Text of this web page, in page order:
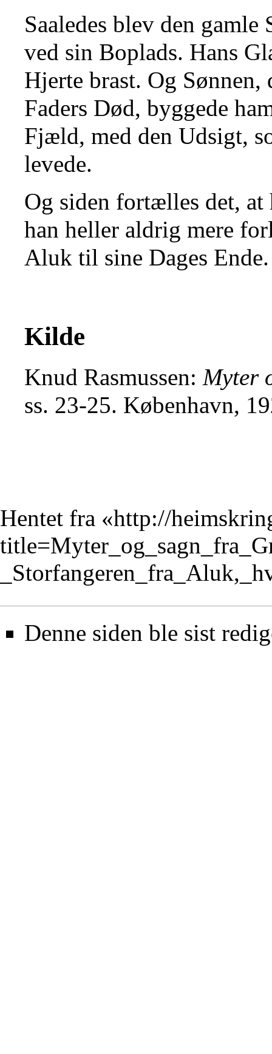
Saaledes blev den
ved sin Boplads. Hans
Hjerte brast. Og
Faders Død, byggede
Fjæld, med den Udsigt,
levede.
Og siden fortælles det,
han heller aldrig mere
Aluk til sine Dages Ende.
Kilde
Knud Rasmussen: Myter
ss. 23-25. København,
Hentet fra «http://
Denne siden ble sist